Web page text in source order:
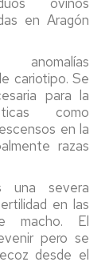
en Aragón
cariotipo. Se
para la
como
en la
razas
una severa
en las
macho. El
pero se
desde el